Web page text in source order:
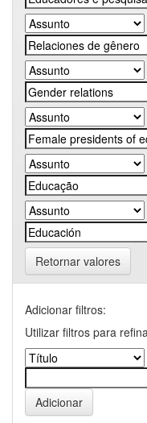
Retornar valores
Adicionar filtros:
Utilizar filtros para